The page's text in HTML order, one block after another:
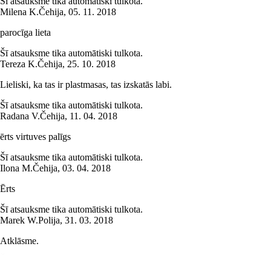
Milena K.Čehija, 05. 11. 2018
parocīga lieta
Šī atsauksme tika automātiski tulkota.
Tereza K.Čehija, 25. 10. 2018
Lieliski, ka tas ir plastmasas, tas izskatās labi.
Šī atsauksme tika automātiski tulkota.
Radana V.Čehija, 11. 04. 2018
ērts virtuves palīgs
Šī atsauksme tika automātiski tulkota.
Ilona M.Čehija, 03. 04. 2018
Ērts
Šī atsauksme tika automātiski tulkota.
Marek W.Polija, 31. 03. 2018
Atklāsme.